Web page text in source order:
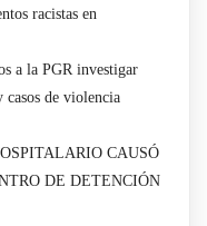
racistas en
a la PGR investigar
casos de violencia
CAUSÓ
DE DETENCIÓN